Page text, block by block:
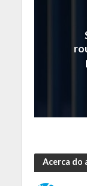
Acerca do